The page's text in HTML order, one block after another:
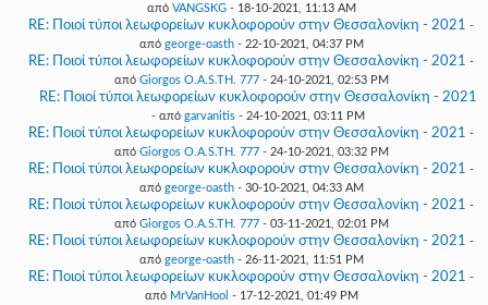
από VANGSKG- 18-10-2021, 11:13 AM
RE: Ποιοί τύποι λεωφορείων κυκλοφορούν στην Θεσσαλονίκη - 2021 -
από george-oasth- 22-10-2021, 04:37 PM
RE: Ποιοί τύποι λεωφορείων κυκλοφορούν στην Θεσσαλονίκη - 2021 -
από Giorgos O.A.S.TH. 777- 24-10-2021, 02:53 PM
RE: Ποιοί τύποι λεωφορείων κυκλοφορούν στην Θεσσαλονίκη - 2021
- από garvanitis - 24-10-2021, 03:11 PM
RE: Ποιοί τύποι λεωφορείων κυκλοφορούν στην Θεσσαλονίκη - 2021 -
από Giorgos O.A.S.TH. 777- 24-10-2021, 03:32 PM
RE: Ποιοί τύποι λεωφορείων κυκλοφορούν στην Θεσσαλονίκη - 2021 -
από george-oasth- 30-10-2021, 04:33 AM
RE: Ποιοί τύποι λεωφορείων κυκλοφορούν στην Θεσσαλονίκη - 2021 -
από Giorgos O.A.S.TH. 777- 03-11-2021, 02:01 PM
RE: Ποιοί τύποι λεωφορείων κυκλοφορούν στην Θεσσαλονίκη - 2021 -
από george-oasth- 26-11-2021, 11:51 PM
RE: Ποιοί τύποι λεωφορείων κυκλοφορούν στην Θεσσαλονίκη - 2021 -
από MrVanHool - 17-12-2021, 01:49 PM